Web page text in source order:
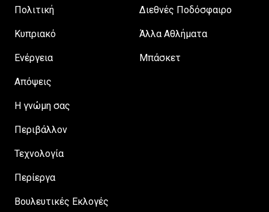
Πολιτική
Κυπριακό
Ενέργεια
Απόψεις
H γνώμη σας
Περιβάλλον
Τεχνολογία
Περίεργα
Βουλευτικές Εκλογές
Διεθνές Ποδόσφαιρο
Άλλα Αθλήματα
Μπάσκετ